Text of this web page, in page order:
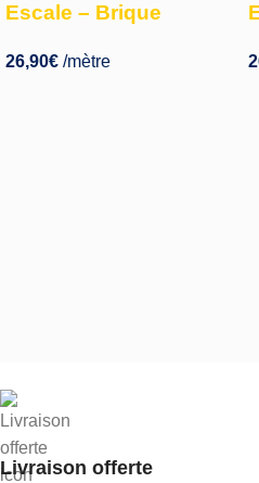
Escale – Brique
26,90€ /mètre
Livraison offerte